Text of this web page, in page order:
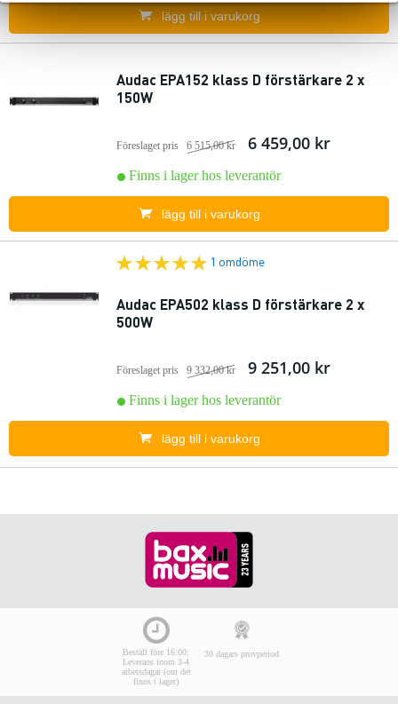
lägg till i varukorg
Audac EPA152 klass D förstärkare 2 x
150W
Föreslaget pris 6 515,00 kr 6 459,00 kr
Finns i lager hos leverantör
lägg till i varukorg
1 omdöme
Audac EPA502 klass D förstärkare 2 x
500W
Föreslaget pris 9 332,00 kr 9 251,00 kr
Finns i lager hos leverantör
lägg till i varukorg
Beställ före 16:00:
Leverans inom 3-4
arbetsdagar (om det
finns i lager)
30 dagars provperiod